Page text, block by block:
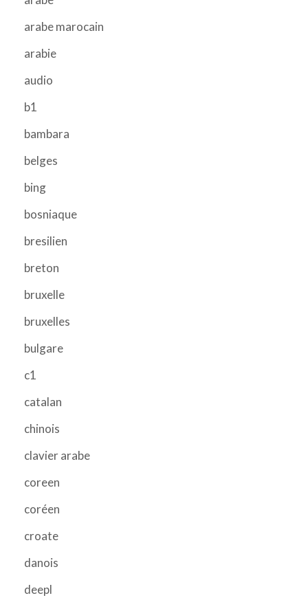
arabe marocain
arabie
audio
b1
bambara
belges
bing
bosniaque
bresilien
breton
bruxelle
bruxelles
bulgare
c1
catalan
chinois
clavier arabe
coreen
coréen
croate
danois
deepl